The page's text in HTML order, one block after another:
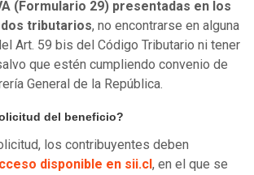
(Formulario 29) presentadas en los
tributarios, no encontrarse en alguna
Art. 59 bis del Código Tributario ni tener
que estén cumpliendo convenio de
General de la República.
del beneficio?
los contribuyentes deben
disponible en sii.cl, en el que se